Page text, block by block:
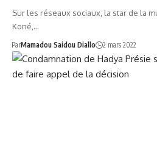
Sur les réseaux sociaux, la star de la
Koné,…
ParMamadou Saidou Diallo 2 mars 2022